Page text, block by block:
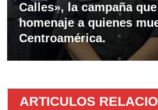
Calles», la campaña
homenaje a quienes
Centroamérica.
ARTICULOS